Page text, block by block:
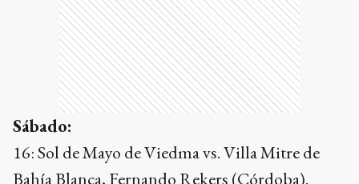
Sábado:
16: Sol de Mayo de Viedma vs. Villa Mitre de
Bahía Blanca, Fernando Rekers (Córdoba).